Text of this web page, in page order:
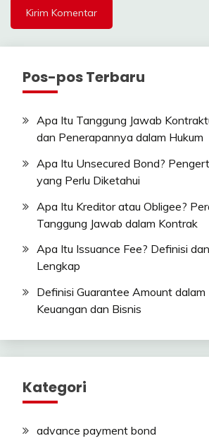
Pos-pos Terbaru
Apa Itu Tanggung Jawab
dan Penerapannya dalam Hukum
Apa Itu Unsecured Bond?
yang Perlu Diketahui
Apa Itu Kreditor atau Obligee?
Tanggung Jawab dalam Kontrak
Apa Itu Issuance Fee? Definisi
Lengkap
Definisi Guarantee Amount dalam
Keuangan dan Bisnis
Kategori
advance payment bond